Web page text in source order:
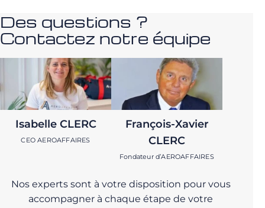
Des questions ?
Contactez notre équipe
Isabelle CLERC
CEO AEROAFFAIRES
François-Xavier
CLERC
Fondateur d’AEROAFFAIRES
Nos experts sont à votre disposition pour vous
accompagner à chaque étape de votre